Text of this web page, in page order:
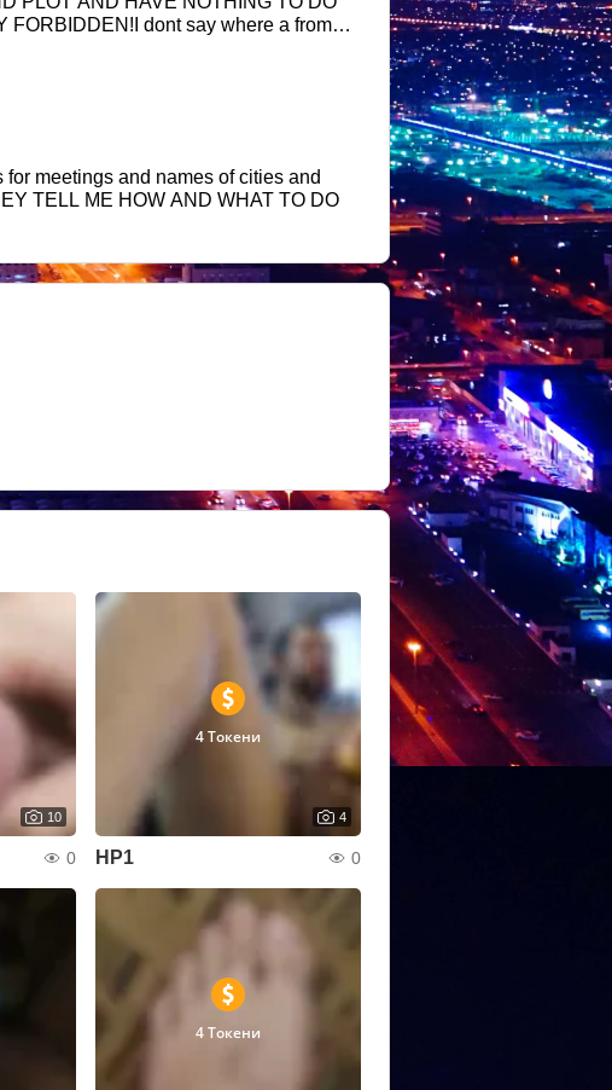
FORBIDDEN!I dont say where a from
meetings and names of cities and
TELL ME HOW AND WHAT TO DO
10
0
4 Токени
4
HP1 0
4 Токени